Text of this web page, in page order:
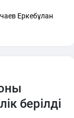
Еркебұлан
берілді